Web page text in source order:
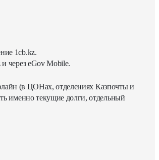
1cb.kz.
через eGov Mobile.
(в ЦОНах, отделениях Казпочты и
именно текущие долги, отдельный